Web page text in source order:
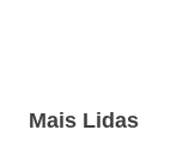
Mais Lidas